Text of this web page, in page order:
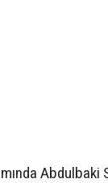
Abdulbaki